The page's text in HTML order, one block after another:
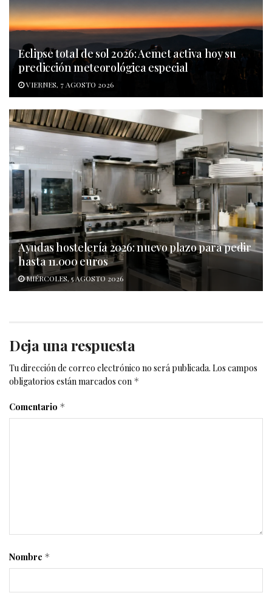
Eclipse total de sol 2026: Aemet activa hoy su
predicción meteorológica especial
VIERNES, 7 AGOSTO 2026
Ayudas hostelería 2026: nuevo plazo para pedir
hasta 11.000 euros
MIÉRCOLES, 5 AGOSTO 2026
Deja una respuesta
Tu dirección de correo electrónico no será publicada. Los campos
obligatorios están marcados con *
Comentario *
Nombre *